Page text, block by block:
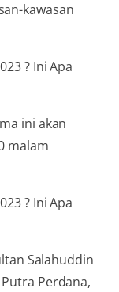
kawasan
ini akan
malam
Salahuddin
Perdana,